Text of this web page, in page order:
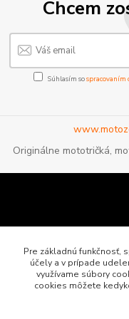
Chcem
Súhlasím sospracovaním
Originálne mototričká,
Pre základnú funkčnosť,
účely a v prípade
využívame súbory
cookies môžete